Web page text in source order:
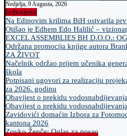
Nedjelja, 9 Augusta, 2026
Izdvojeno
Na Edinovim krilima BiH ostvarila
Otišao je Edhem Edo Halilić –
EXCEL ASSEMBLIES BH D.O.O.:
Održana promocija knjige autora
ZA ŽIVOT
Načelnik održao prijem učenika
škola
Potpisani ugovori za realizaciju
za 2026. godinu
Obavijest o prekidu vodosnabdijevanja
Obavijest o prekidu vodosnabdijevanja
Zavidovići domaćin Izbora za
kantona 2026
Zovko Žepče: Oglas za posao